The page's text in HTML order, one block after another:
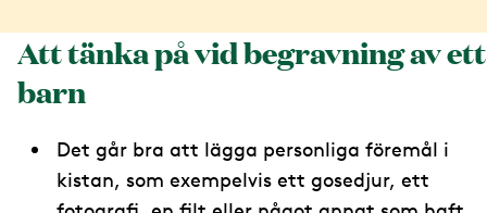
Att tänka på vid begravning av ett
barn
Det går bra att lägga personliga föremål i
kistan, som exempelvis ett gosedjur, ett